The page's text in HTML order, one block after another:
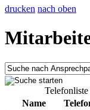
drucken nach oben
Name